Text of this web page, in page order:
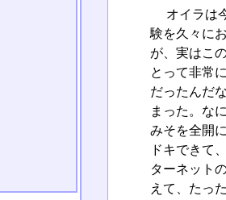
オイラは
験を久々に
が、実はこ
とって非常
だったんだ
まった。な
みそを全開
ドキできて
ターネット
えて、たっ